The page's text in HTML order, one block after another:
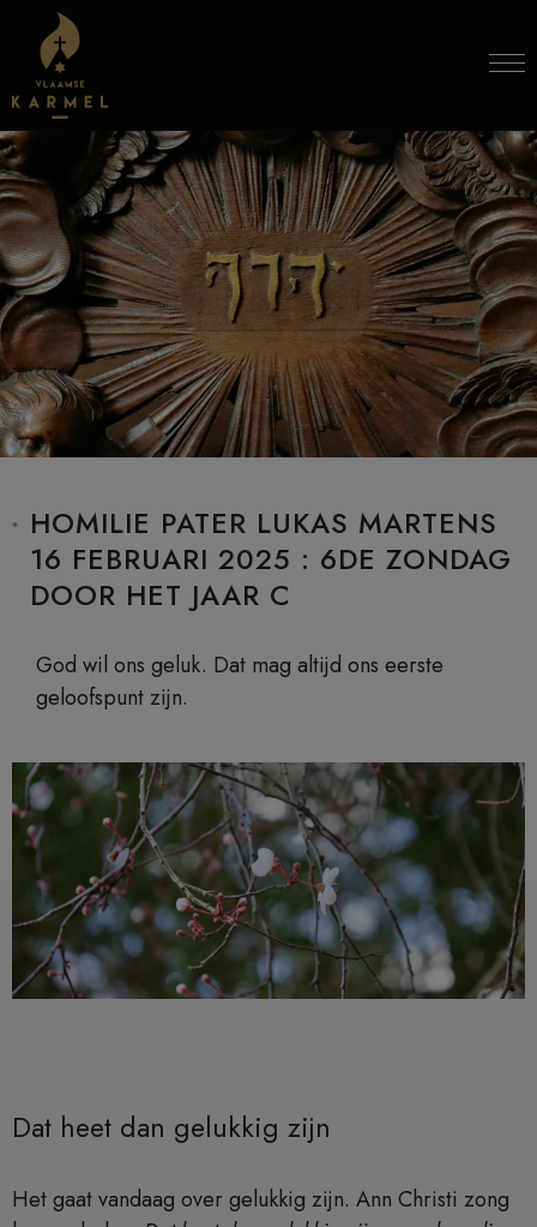
Skip to content
HOMILIE PATER LUKAS MARTENS
16 FEBRUARI 2025 : 6DE ZONDAG
DOOR HET JAAR C
God wil ons geluk. Dat mag altijd ons eerste
geloofspunt zijn.
Dat heet dan gelukkig zijn
Het gaat vandaag over gelukkig zijn. Ann Christi zong